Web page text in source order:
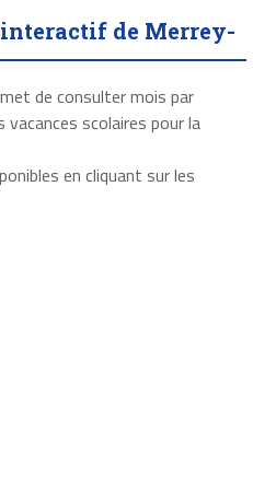
de Merrey-
de consulter mois par
scolaires pour la
en cliquant sur les